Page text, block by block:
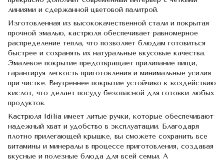
линиями и сдержанной цветовой палитрой.
Изготовленная из высококачественной стали и покрытая
прочной эмалью, кастрюля обеспечивает равномерное
распределение тепла, что позволяет блюдам готовиться
быстрее и сохранять их натуральные вкусовые качества.
Эмалевое покрытие предотвращает прилипание пищи,
гарантируя легкость приготовления и минимальные усилия
при чистке. Внутреннее покрытие устойчиво к воздействию
кислот, что делает посуду безопасной для готовки любых
продуктов.
Кастрюля Idilia имеет литые ручки, которые обеспечивают
надежный хват и удобство в эксплуатации. Благодаря
плотно прилегающей крышке, вы сможете сохранить все
витамины и минералы в процессе приготовления, создавая
вкусные и полезные блюда для всей семьи. А